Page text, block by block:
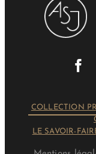
COLLECTION
LE SAVOIR-